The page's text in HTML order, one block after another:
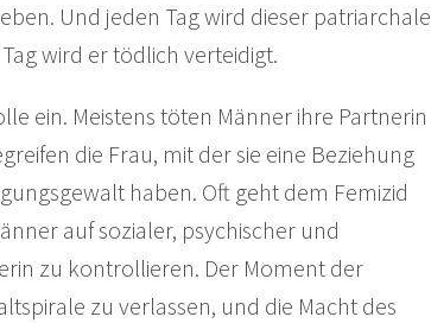
Und jeden Tag wird dieser patriarchale
wird er tödlich verteidigt.
ein. Meistens töten Männer ihre Partnerin
die Frau, mit der sie eine Beziehung
haben. Oft geht dem Femizid
auf sozialer, psychischer und
zu kontrollieren. Der Moment der
zu verlassen, und die Macht des